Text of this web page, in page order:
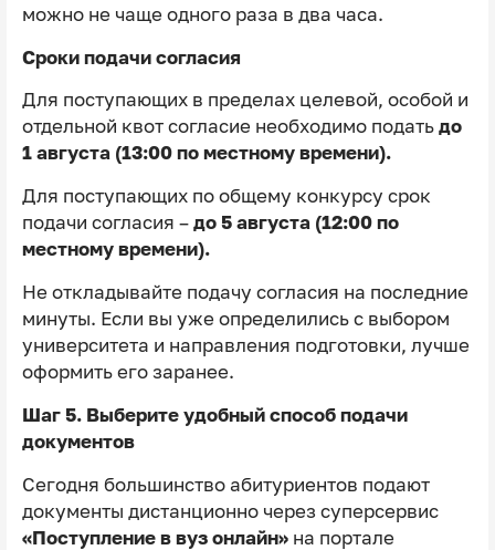
можно не чаще одного раза в два часа.
Сроки подачи согласия
Для поступающих в пределах целевой, особой и
отдельной квот согласие необходимо подать до
1 августа (13:00 по местному времени).
Для поступающих по общему конкурсу срок
подачи согласия – до 5 августа (12:00 по
местному времени).
Не откладывайте подачу согласия на последние
минуты. Если вы уже определились с выбором
университета и направления подготовки, лучше
оформить его заранее.
Шаг 5. Выберите удобный способ подачи
документов
Сегодня большинство абитуриентов подают
документы дистанционно через суперсервис
«Поступление в вуз онлайн»на портале